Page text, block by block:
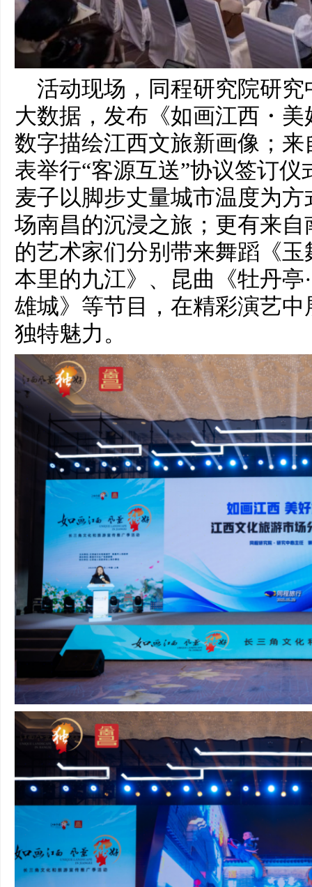
活动现场，同程研究院研
大数据，发布《如画江西・
数字描绘江西文旅新画像；
表举行“客源互送”协议签订
麦子以脚步丈量城市温度为
场南昌的沉浸之旅；更有来
的艺术家们分别带来舞蹈《
本里的九江》、昆曲《牡丹亭
雄城》等节目，在精彩演艺中
独特魅力。